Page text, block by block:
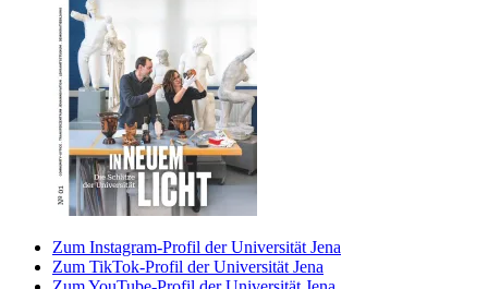
Zum Instagram-Profil der Universität Jena
Zum TikTok-Profil der Universität Jena